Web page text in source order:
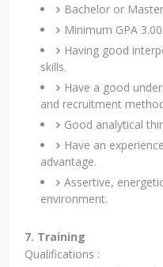
Bachelor or
Minimum GPA 3.00.
Having good
skills.
Have a good
and recruitment
Good analytical
Have an
advantage.
Assertive,
environment.
7. Training
Qualifications :